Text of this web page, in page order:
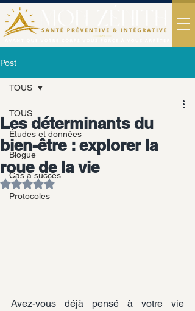
Post
TOUS
Études et données
Blogue
Cas à succès
Protocoles
TOUS
Les déterminants du
bien-être : explorer la
roue de la vie
Noté NaN étoiles sur 5.
Avez-vous déjà pensé à votre vie